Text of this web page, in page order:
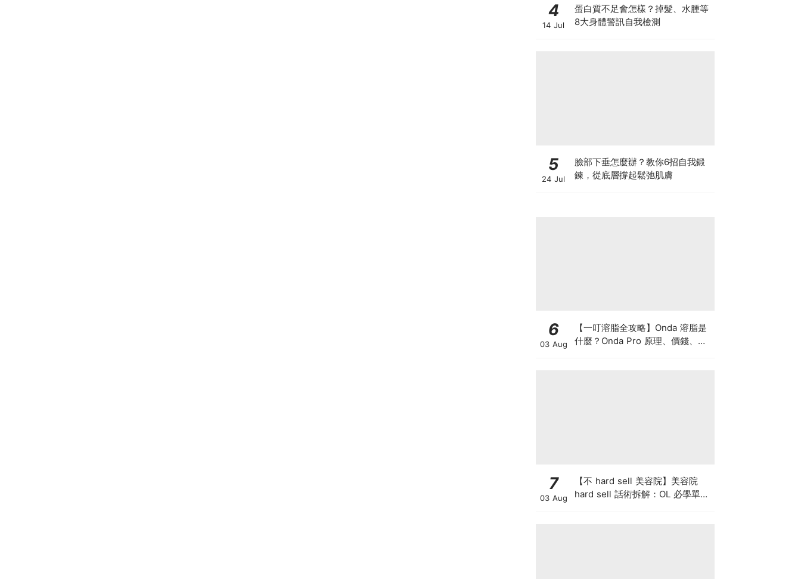
4
14 Jul
蛋白質不足會怎樣？掉髮、水腫等
8大身體警訊自我檢測
5
24 Jul
臉部下垂怎麼辦？教你6招自我鍛
鍊，從底層撐起鬆弛肌膚
6
03 Aug
【一叮溶脂全攻略】Onda 溶脂是
什麼？Onda Pro 原理、價錢、次
7
03 Aug
【不 hard sell 美容院】美容院
hard sell 話術拆解：OL 必學單次